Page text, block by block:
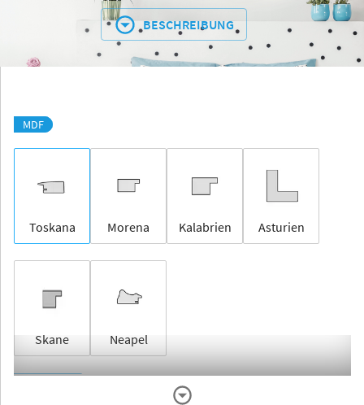
BESCHREIBUNG
MDF
Toskana Morena Kalabrien Asturien
Skane Neapel